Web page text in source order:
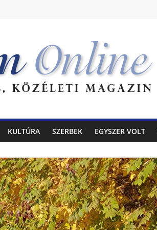
KULTÚRA SZERBEK EGYSZER VOLT